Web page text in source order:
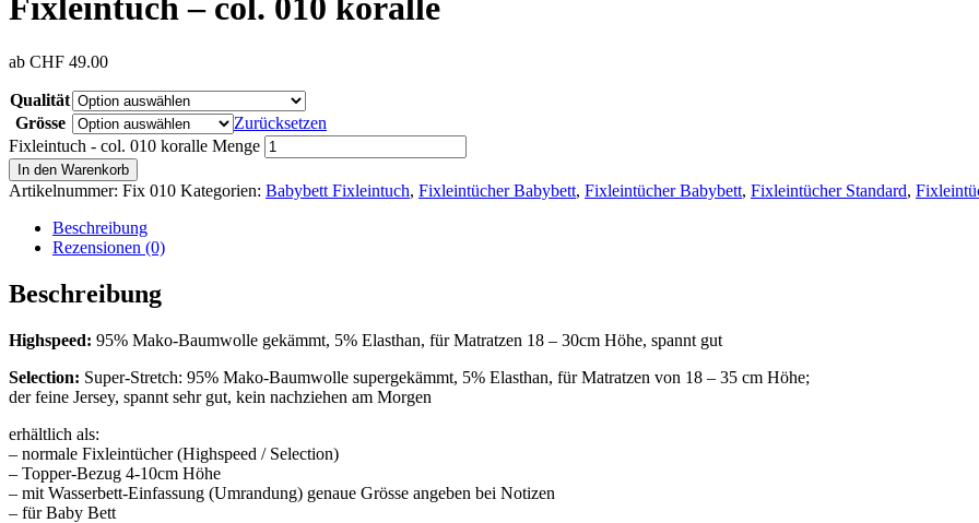
Fixleintuch – col. 010 koralle
ab CHF 49.00
Qualität
Grösse
Zurücksetzen
Fixleintuch - col. 010 koralle Menge
In den Warenkorb
Artikelnummer: Fix 010 Kategorien: Babybett Fixleintuch, Fixleintücher Babybett, Fixleintücher Babybett, Fixleintücher Standard,
Beschreibung
Rezensionen (0)
Beschreibung
Highspeed: 95% Mako-Baumwolle gekämmt, 5% Elasthan, für Matratzen 18 – 30cm Höhe, spannt gut
Selection: Super-Stretch: 95% Mako-Baumwolle supergekämmt, 5% Elasthan, für Matratzen von 18 – 35 cm Höhe;
der feine Jersey, spannt sehr gut, kein nachziehen am Morgen
erhältlich als:
– normale Fixleintücher (Highspeed / Selection)
– Topper-Bezug 4-10cm Höhe
– mit Wasserbett-Einfassung (Umrandung) genaue Grösse angeben bei Notizen
– für Baby Bett